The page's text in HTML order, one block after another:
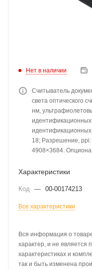
Нет в наличии
Считыватель
света оптического
нм,
идентификационных
идентификационных
18; Разрешение, ppi:
4908×3684.
Характеристики
Код — 00-00174213
Все характеристики
Вся информация о
характер, и не
характеристиках и
так и быть изменена